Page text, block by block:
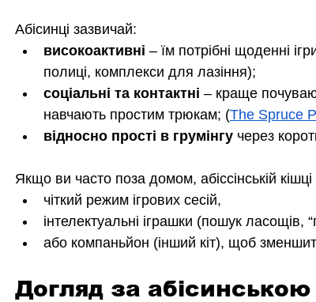
Абісинці зазвичай:
високоактивні – їм потрібні щоденні
полиці, комплекси для лазіння);
соціальні та контактні – краще
навчають простим трюкам; (The Spruce
відносно прості в грумінгу через
Якщо ви часто поза домом, абіссінській кішці
чіткий режим ігрових сесій,
інтелектуальні іграшки (пошук ласощів,
або компаньйон (інший кіт), щоб
Догляд за